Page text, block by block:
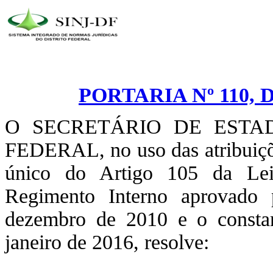
PORTARIA Nº 110,
O SECRETÁRIO DE
FEDERAL, no uso das
único do Artigo 105 da
Regimento Interno
dezembro de 2010 e o
janeiro de 2016, resolve: